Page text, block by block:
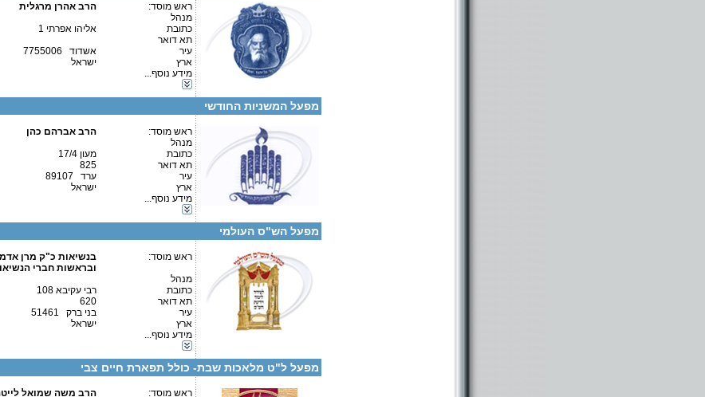
ראש מוסד:
הרב אהרן מרגלית
מנהל
כתובת
אליהו אפרתי 1
תא דואר
עיר
אשדוד 7755006
ארץ
ישראל
מידע נוסף...
איש קשר:
מפעל המשניות החודשי
ראש מוסד:
הרב אברהם כהן
מנהל
כתובת
מעון 17/4
תא דואר
825
עיר
ערד 89107
ארץ
ישראל
מידע נוסף...
טלפון 1:
טלפון 2:
איש קשר:
מפעל הש"ס העולמי
ראש מוסד:
בנשיאות כ"ק מרן
ובראשות חברי
מנהל
כתובת
רבי עקיבא 108
תא דואר
620
עיר
בני ברק 51461
ארץ
ישראל
מידע נוסף...
פרטים נוספים:
טלפון 1:
מספר עמותה:
580050698
מפעל ל"ט מלאכות שבת- כולל תפארת חיים צבי
ראש מוסד: הרב משה שמואל
פרטים נוספים:
טלפון 1:
טלפון 2:
פקס
מספר עמותה:
איש קשר:
580673606
הרב משה לייטנר
שם העמותה חברי שס
משרד: סורוצקין 33ב ירושלים